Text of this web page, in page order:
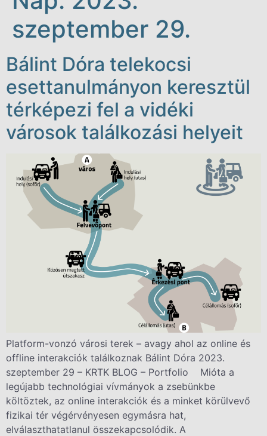
szeptember 29.
Bálint Dóra telekocsi
esettanulmányon keresztül
térképezi fel a vidéki
városok találkozási helyeit
Platform-vonzó városi terek – avagy ahol az online és
offline interakciók találkoznak Bálint Dóra 2023.
szeptember 29 – KRTK BLOG – Portfolio Mióta a
legújabb technológiai vívmányok a zsebünkbe
költöztek, az online interakciók és a minket körülvevő
fizikai tér végérvényesen egymásra hat,
elválaszthatatlanul összekapcsolódik. A